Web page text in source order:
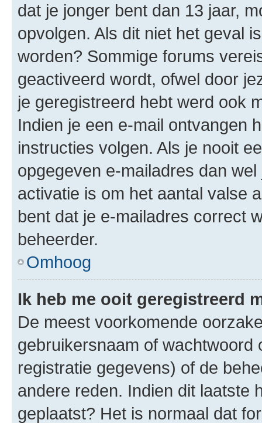
dat je jonger bent dan 13 jaar,
opvolgen. Als dit niet het geval
worden? Sommige forums
geactiveerd wordt, ofwel door
je geregistreerd hebt werd ook
Indien je een e-mail ontvangen
instructies volgen. Als je nooit
opgegeven e-mailadres dan
activatie is om het aantal valse
bent dat je e-mailadres correct
beheerder.
Omhoog
Ik heb me ooit geregistreerd
De meest voorkomende
gebruikersnaam of wachtwoord
registratie gegevens) of de
andere reden. Indien dit laatste
geplaatst? Het is normaal dat